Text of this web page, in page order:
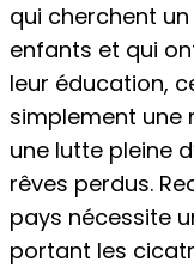
qui cherchent
enfants et qui
leur éducation,
simplement une
une lutte pleine
rêves perdus.
pays nécessite
portant les